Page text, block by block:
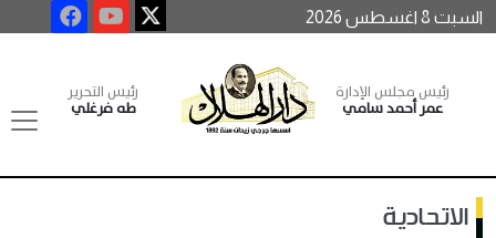
السبت 8 اغسطس 2026
رئيس مجلس الإدارة
عمر أحمد سامي
رئيس التحرير
طه فرغلي
الاتحادية